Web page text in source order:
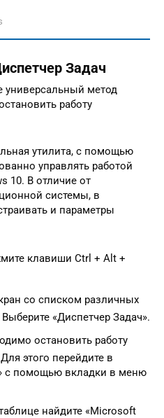
Задач
универсальный метод
работу
утилита, с помощью
управлять работой
10. В отличие от
системы, в
и параметры
клавиши Ctrl + Alt +
со списком различных
«Диспетчер Задач».
остановить работу
этого перейдите в
с помощью вкладки в меню
найдите «Microsoft